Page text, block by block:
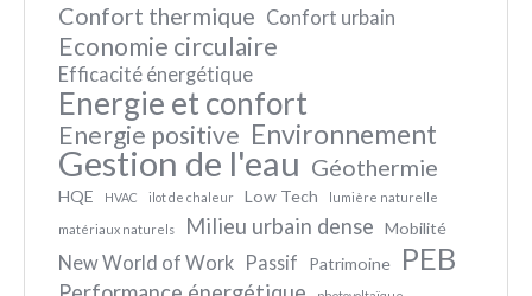
Confort thermique Confort urbain
Economie circulaire
Efficacité énergétique
Energie et confort
Energie positive Environnement
Gestion de l'eau Géothermie
HQE HVAC ilot de chaleur Low Tech lumière naturelle
matériaux naturels Milieu urbain dense Mobilité
New World of Work Passif Patrimoine PEB